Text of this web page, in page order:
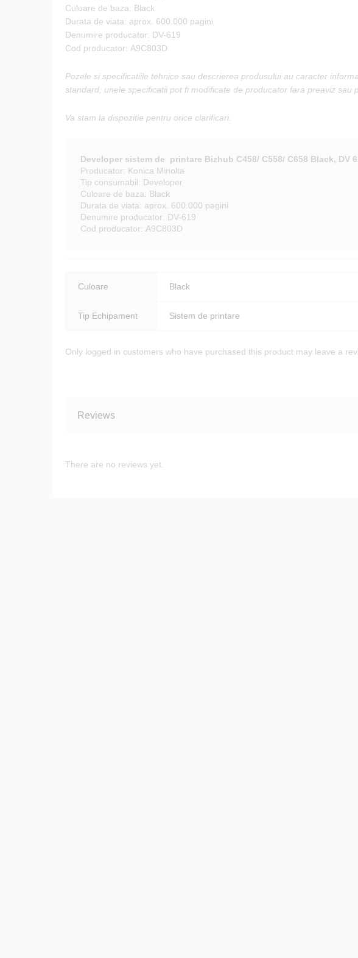
Culoare de baza: Black
Durata de viata: aprox. 600.000 pagini
Denumire producator: DV-619
Cod producator: A9C803D
Pozele si specificatiile tehnice sau descrierea produsului au caracter
standard, unele specificatii pot fi modificate de producator fara preaviz sau
Va stam la dispozitie pentru orice clarificari.
Developer sistem de printare Bizhub C458/ C558/ C658 Black, DV
Producator: Konica Minolta
Tip consumabil: Developer
Culoare de baza: Black
Durata de viata: aprox. 600.000 pagini
Denumire producator: DV-619
Cod producator: A9C803D
Culoare Black
Tip Echipament Sistem de printare
Only logged in customers who have purchased this product may leave a
Reviews
There are no reviews yet.